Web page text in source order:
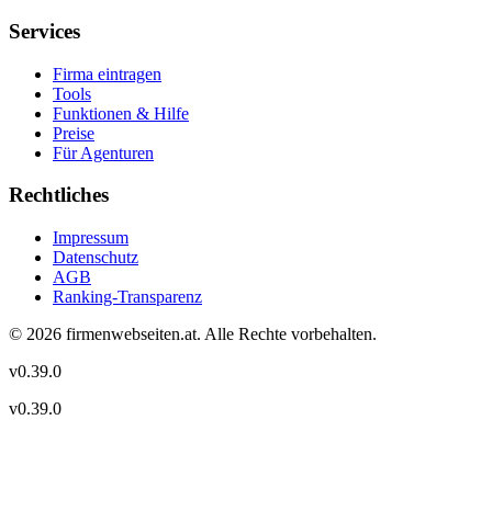
Services
Firma eintragen
Tools
Funktionen & Hilfe
Preise
Für Agenturen
Rechtliches
Impressum
Datenschutz
AGB
Ranking-Transparenz
© 2026 firmenwebseiten.at. Alle Rechte vorbehalten.
v0.39.0
v0.39.0